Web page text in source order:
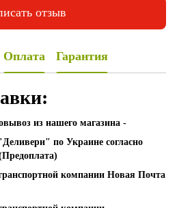
отзыв
Оплата Гарантия
из нашего магазина -
по Украине согласно
компании Новая Почта